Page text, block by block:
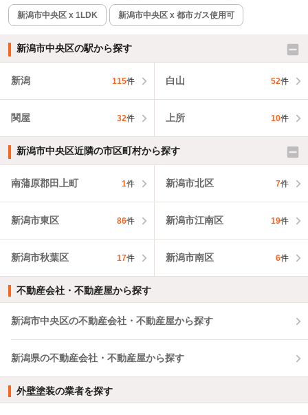
新潟市中央区 x 1LDK 新潟市中央区 x 都市ガス使用可
新潟市中央区の駅から探す
新潟 115件 白山 52件
関屋 32件 上所 10件
新潟市中央区近隣の市区町村から探す
南蒲原郡田上町 1件 新潟市北区 7件
新潟市東区 86件 新潟市江南区 19件
新潟市秋葉区 17件 新潟市南区 6件
不動産会社・不動産屋から探す
新潟市中央区の不動産会社・不動産屋から探す
新潟県の不動産会社・不動産屋から探す
外壁塗装の業者を探す